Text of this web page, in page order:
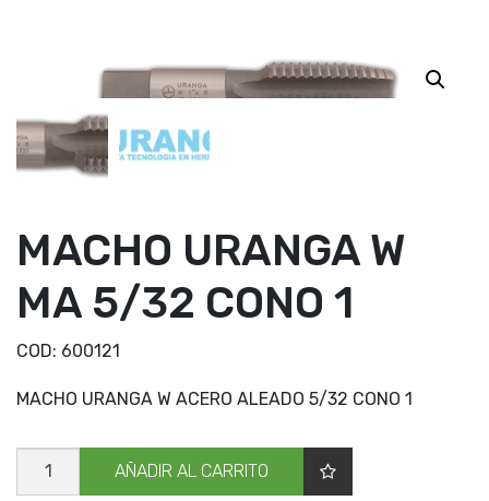
MACHO URANGA W
MA 5/32 CONO 1
COD: 600121
MACHO URANGA W ACERO ALEADO 5/32 CONO 1
MACHO
URANGA
W
AÑADIR AL CARRITO